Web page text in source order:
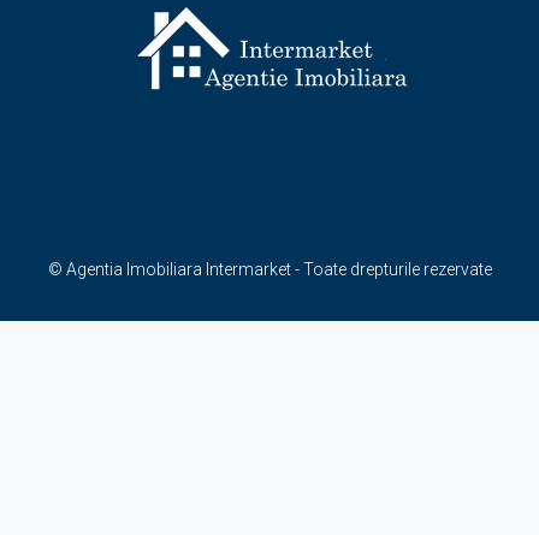
© Agentia Imobiliara Intermarket - Toate drepturile rezervate